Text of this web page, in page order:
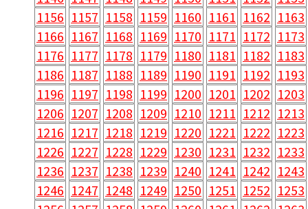
1156 1157 1158 1159 1160 1161 1162 1163
1166 1167 1168 1169 1170 1171 1172 1173
1176 1177 1178 1179 1180 1181 1182 1183
1186 1187 1188 1189 1190 1191 1192 1193
1196 1197 1198 1199 1200 1201 1202 1203
1206 1207 1208 1209 1210 1211 1212 1213
1216 1217 1218 1219 1220 1221 1222 1223
1226 1227 1228 1229 1230 1231 1232 1233
1236 1237 1238 1239 1240 1241 1242 1243
1246 1247 1248 1249 1250 1251 1252 1253